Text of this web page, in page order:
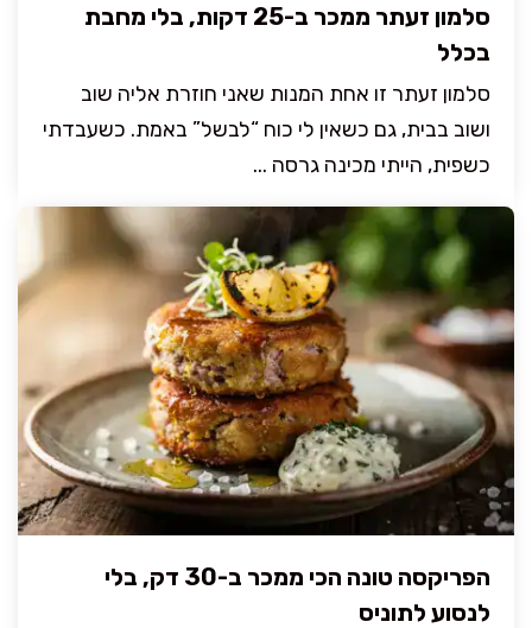
סלמון זעתר ממכר ב-25 דקות, בלי מחבת
בכלל
סלמון זעתר זו אחת המנות שאני חוזרת אליה שוב
ושוב בבית, גם כשאין לי כוח “לבשל” באמת. כשעבדתי
כשפית, הייתי מכינה גרסה ...
הפריקסה טונה הכי ממכר ב-30 דק, בלי
לנסוע לתוניס